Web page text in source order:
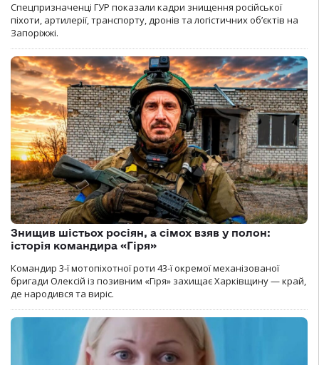
Спецпризначенці ГУР показали кадри знищення російської
піхоти, артилерії, транспорту, дронів та логістичних об’єктів на
Запоріжжі.
Знищив шістьох росіян, а сімох взяв у полон:
історія командира «Гіря»
Командир 3-ї мотопіхотної роти 43-ї окремої механізованої
бригади Олексій із позивним «Гіря» захищає Харківщину — край,
де народився та виріс.